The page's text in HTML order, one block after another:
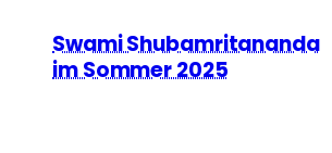
Swami Shubamritananda
im Sommer 2025